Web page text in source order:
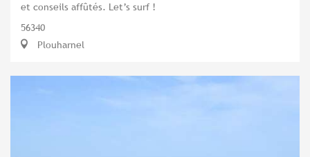
et conseils affûtés. Let’s surf !
56340
Plouharnel